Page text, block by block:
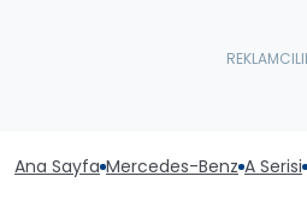
Ana Sayfa Mercedes-Benz A Serisi